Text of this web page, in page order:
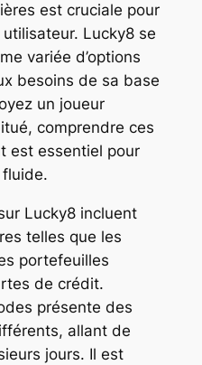
est cruciale pour
Lucky8 se
variée d’options
besoins de sa base
un joueur
comprendre ces
est essentiel pour
Lucky8 incluent
telles que les
portefeuilles
de crédit.
présente des
allant de
jours. Il est